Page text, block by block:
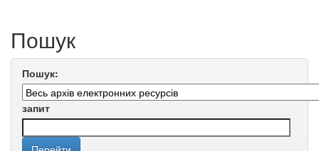
Пошук
Пошук:
запит